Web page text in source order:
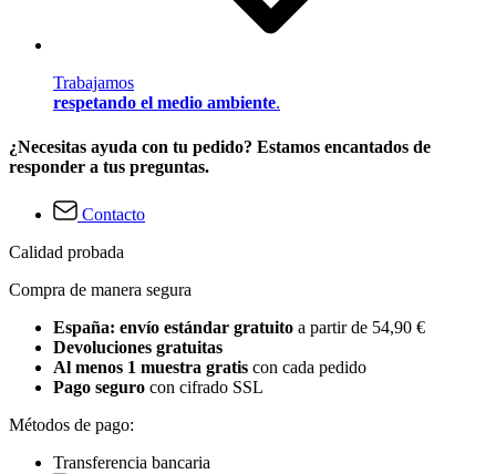
Trabajamos
respetando el medio ambiente.
¿Necesitas ayuda con tu pedido? Estamos encantados de
responder a tus preguntas.
Contacto
Calidad probada
Compra de manera segura
España: envío estándar gratuito a partir de 54,90 €
Devoluciones gratuitas
Al menos 1 muestra gratis con cada pedido
Pago seguro con cifrado SSL
Métodos de pago:
Transferencia bancaria